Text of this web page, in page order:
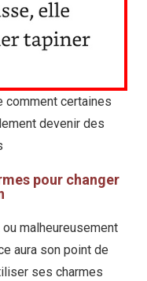
comment certaines
devenir des
pour changer
malheureusement
aura son point de
ses charmes